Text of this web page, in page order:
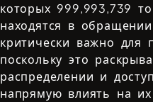
которых 999,993,739
находятся в
критически важно для
поскольку это
распределении и
напрямую влиять на